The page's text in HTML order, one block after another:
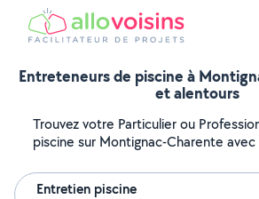
Entreteneurs de piscine à
et alentours
Trouvez votre Particulier ou
piscine sur Montignac-Charente avec
Entretien piscine